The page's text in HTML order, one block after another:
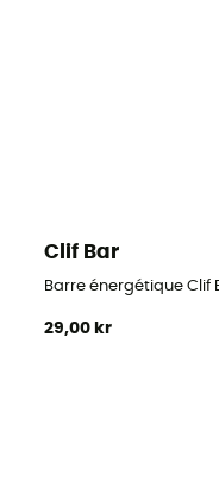
Clif Bar
Barre énergétique Clif
29,00 kr